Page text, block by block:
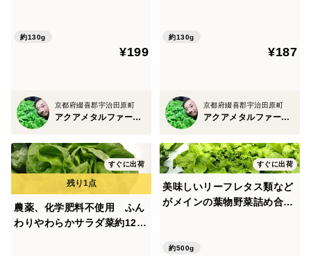
約130g
¥199
京都府綴喜郡宇治田原町
アクアメタルファーム ゆらレタ
約130g
¥187
京都府綴喜郡宇治田原町
アクアメタルファーム ゆらレタ
すぐに出荷
農薬、化学肥料不使用 ふん
わりやわらかサラダ菜約120
すぐに出荷
美味しいリーフレタス類など
がメインの葉物野菜詰め合わ
約500g